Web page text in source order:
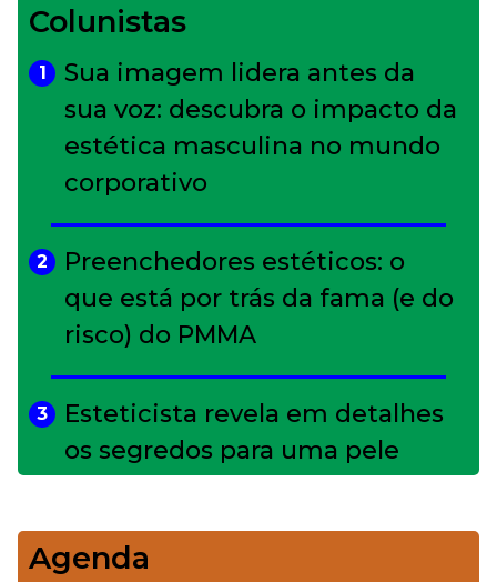
Colunistas
1
Sua imagem lidera antes da
sua voz: descubra o impacto da
estética masculina no mundo
corporativo
2
Preenchedores estéticos: o
que está por trás da fama (e do
risco) do PMMA
3
Esteticista revela em detalhes
os segredos para uma pele
4
Bolsas de palha e ráfia: o
Agenda